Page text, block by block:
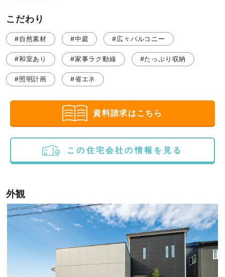
こだわり
#自然素材 #中庭 #広々バルコニー
#和室あり #家事ラク動線 #たっぷり収納
#照明計画 #省エネ
資料請求はこちら
この住宅会社の情報を見る
外観